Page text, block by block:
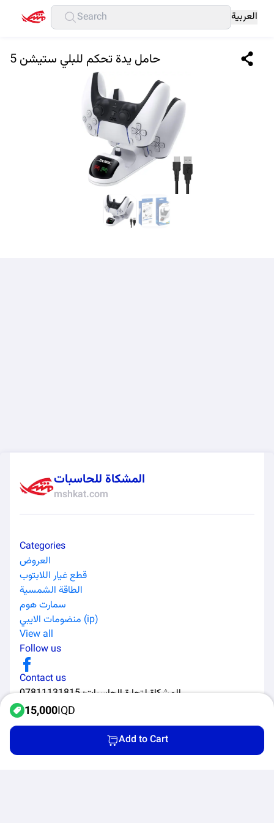
العربية
حامل يدة تحكم للبلي ستيشن 5
15,000IQD
Add to Cart
المشكاة للحاسبات
mshkat.com
Categories
العروض
قطع غيار اللابتوب
الطاقة الشمسية
سمارت هوم
منضومات الايبي (ip)
View all
Follow us
Contact us
المشكاة لتجارة الحاسبات:
07811131815
Home Categories Products Cart